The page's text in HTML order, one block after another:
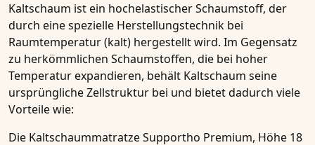
Kaltschaum ist ein hochelastischer Schaumstoff, der
durch eine spezielle Herstellungstechnik bei
Raumtemperatur (kalt) hergestellt wird. Im Gegensatz
zu herkömmlichen Schaumstoffen, die bei hoher
Temperatur expandieren, behält Kaltschaum seine
ursprüngliche Zellstruktur bei und bietet dadurch viele
Vorteile wie:
Die Kaltschaummatratze Supportho Premium, Höhe 18